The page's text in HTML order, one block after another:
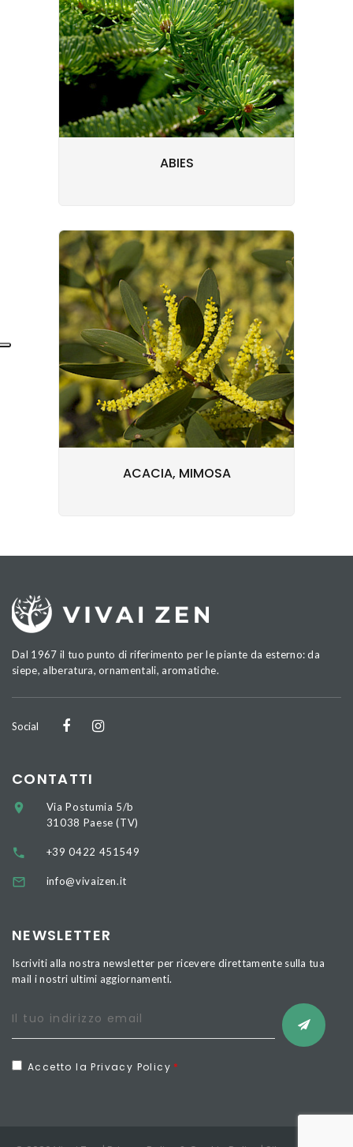
ABIES
ACACIA, MIMOSA
Dal 1967 il tuo punto di riferimento per le piante da esterno: da
siepe, alberatura, ornamentali, aromatiche.
Social
CONTATTI
Via Postumia 5/b
31038 Paese (TV)
+39 0422 451549
info@vivaizen.it
NEWSLETTER
Iscriviti alla nostra newsletter per ricevere direttamente sulla tua
mail i nostri ultimi aggiornamenti.
Accetto la Privacy Policy